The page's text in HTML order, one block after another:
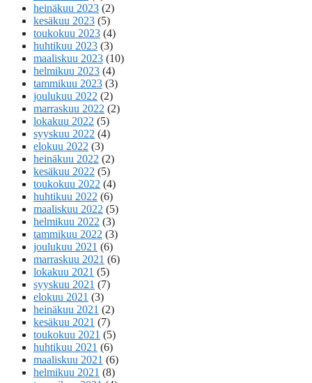
heinäkuu 2023 (2)
kesäkuu 2023 (5)
toukokuu 2023 (4)
huhtikuu 2023 (3)
maaliskuu 2023 (10)
helmikuu 2023 (4)
tammikuu 2023 (3)
joulukuu 2022 (2)
marraskuu 2022 (2)
lokakuu 2022 (5)
syyskuu 2022 (4)
elokuu 2022 (3)
heinäkuu 2022 (2)
kesäkuu 2022 (5)
toukokuu 2022 (4)
huhtikuu 2022 (6)
maaliskuu 2022 (5)
helmikuu 2022 (3)
tammikuu 2022 (3)
joulukuu 2021 (6)
marraskuu 2021 (6)
lokakuu 2021 (5)
syyskuu 2021 (7)
elokuu 2021 (3)
heinäkuu 2021 (2)
kesäkuu 2021 (7)
toukokuu 2021 (5)
huhtikuu 2021 (6)
maaliskuu 2021 (6)
helmikuu 2021 (8)